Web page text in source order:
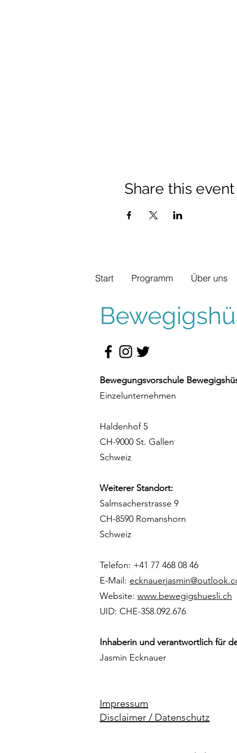
Share this event
Start Programm Über uns
Bewegungsvorschule
Einzelunternehmen
Haldenhof 5
CH-9000 St. Gallen
Schweiz
Weiterer Standort:
Salmsacherstrasse 9
CH-8590 Romanshorn
Schweiz
Telefon: +41 77 468 08 46
E-Mail:
Website: www.bewegigshuesli.ch
UID: CHE-358.092.676
Inhaberin und verantwortlich für
Jasmin Ecknauer
Impressum
Disclaimer / Datenschutz